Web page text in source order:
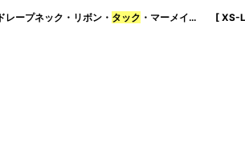
レープネック・リボン・ タック ・マーメイド・ノースリーブ・ミディアムドレス・エクラグレロ [奈月セナ着用][送料無料] [ XS-